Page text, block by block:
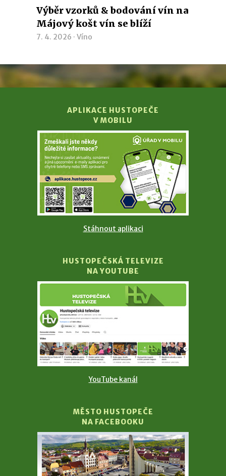
Výběr vzorků & bodování vín na
Májový košt vín se blíží
7. 4. 2026 · Víno
APLIKACE HUSTOPEČE
V MOBILU
Stáhnout aplikaci
HUSTOPEČSKÁ TELEVIZE
NA YOUTUBE
YouTube kanál
MĚSTO HUSTOPEČE
NA FACEBOOKU